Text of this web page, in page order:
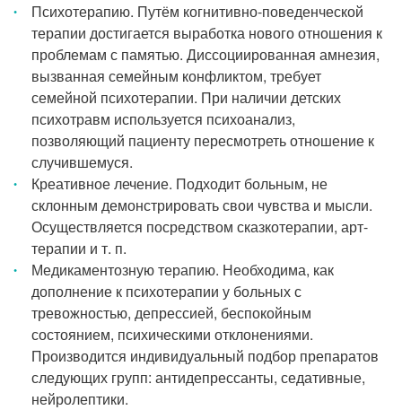
Психотерапию. Путём когнитивно-поведенческой
терапии достигается выработка нового отношения к
проблемам с памятью. Диссоциированная амнезия,
вызванная семейным конфликтом, требует
семейной психотерапии. При наличии детских
психотравм используется психоанализ,
позволяющий пациенту пересмотреть отношение к
случившемуся.
Креативное лечение. Подходит больным, не
склонным демонстрировать свои чувства и мысли.
Осуществляется посредством сказкотерапии, арт-
терапии и т. п.
Медикаментозную терапию. Необходима, как
дополнение к психотерапии у больных с
тревожностью, депрессией, беспокойным
состоянием, психическими отклонениями.
Производится индивидуальный подбор препаратов
следующих групп: антидепрессанты, седативные,
нейролептики.